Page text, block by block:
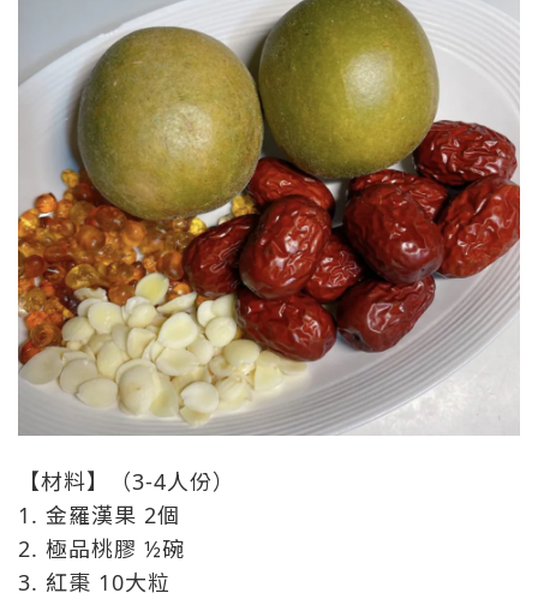
【材料】（3-4人份）
1. 金羅漢果 2個
2. 極品桃膠 ½碗
3. 紅棗 10大粒